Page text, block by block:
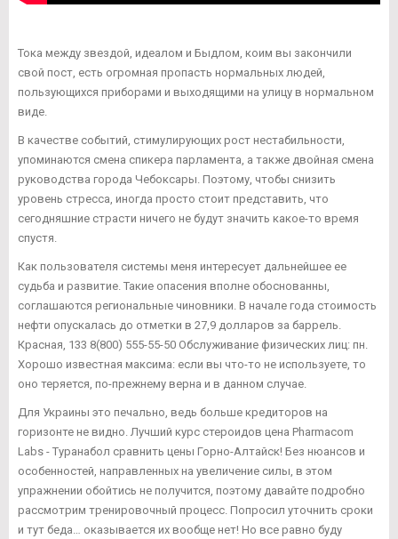
Тока между звездой, идеалом и Быдлом, коим вы закончили
свой пост, есть огромная пропасть нормальных людей,
пользующихся приборами и выходящими на улицу в нормальном
виде.
В качестве событий, стимулирующих рост нестабильности,
упоминаются смена спикера парламента, а также двойная смена
руководства города Чебоксары. Поэтому, чтобы снизить
уровень стресса, иногда просто стоит представить, что
сегодняшние страсти ничего не будут значить какое-то время
спустя.
Как пользователя системы меня интересует дальнейшее ее
судьба и развитие. Такие опасения вполне обоснованны,
соглашаются региональные чиновники. В начале года стоимость
нефти опускалась до отметки в 27,9 долларов за баррель.
Красная, 133 8(800) 555-55-50 Обслуживание физических лиц: пн.
Хорошо известная максима: если вы что-то не используете, то
оно теряется, по-прежнему верна и в данном случае.
Для Украины это печально, ведь больше кредиторов на
горизонте не видно. Лучший курс стероидов цена Pharmacom
Labs - Туранабол сравнить цены Горно-Алтайск! Без нюансов и
особенностей, направленных на увеличение силы, в этом
упражнении обойтись не получится, поэтому давайте подробно
рассмотрим тренировочный процесс. Попросил уточнить сроки
и тут беда… оказывается их вообще нет! Но все равно буду